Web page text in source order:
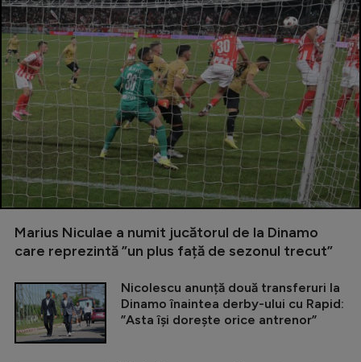
Marius Niculae a numit jucătorul de la Dinamo
care reprezintă ”un plus față de sezonul trecut”
Nicolescu anunță două transferuri la
Dinamo înaintea derby-ului cu Rapid:
”Asta își dorește orice antrenor”